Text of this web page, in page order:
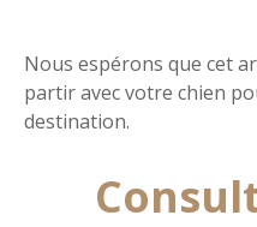
Nous espérons que cet
partir avec votre chien
destination.